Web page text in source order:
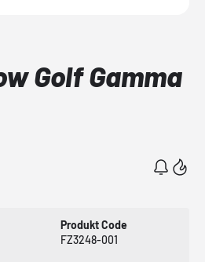
Golf Gamma
Produkt Code
FZ3248-001